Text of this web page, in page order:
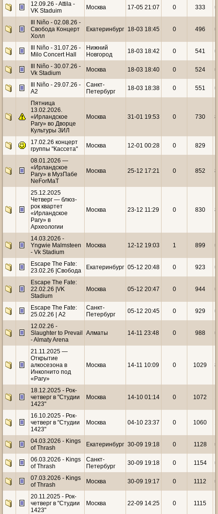
12.09.26 - Attila -
VK Staduim
Москва 17-05 21:07 0 333
Ill Niño - 02.08.26 -
Свобода Концерт
Холл
Екатеринбург 18-03 18:45 0 496
Ill Niño - 31.07.26 -
Milo Concert Hall
Нижний
Новгород
18-03 18:42 0 541
Ill Niño - 30.07.26 -
Vk Stadium
Москва 18-03 18:40 0 524
Ill Niño - 29.07.26 -
А2
Санкт-
Петербург
18-03 18:38 0 551
Пятница
13.02.2026.
«Ирландское
Рагу» во Дворце
Культуры ЗИЛ
Москва 31-01 19:53 0 730
17.02.26 концерт
группы "Кассета"
Москва 12-01 00:28 0 829
08.01.2026 —
«Ирландское
Рагу» в МузПабе
NeForMaT
Москва 25-12 17:21 0 852
25.12.2025
Четверг — блюз-
рок квартет
«Ирландское
Рагу» в
Археологии
Москва 23-12 11:29 0 830
14.03.2026 -
Yngwie Malmsteen
- Vk Stadium
Москва 12-12 19:03 1 899
Escape The Fate:
23.02.26 |Свобода
Екатеринбург 05-12 20:48 0 923
Escape The Fate:
22.02.26 |VK
Stadium
Москва 05-12 20:47 0 944
Escape The Fate:
25.02.26 | А2
Санкт-
Петербург
05-12 20:45 0 929
12.02.26 -
Slaughter to Prevail
- Almaty Arena
Алматы 14-11 23:48 0 988
21.11.2025 —
Открытие
алкосезона в
Инкогнито под
«Рагу»
Москва 14-11 10:09 0 1029
18.12.2025 - Рок-
четверг в "Студии
1423"
Москва 14-10 01:14 0 1072
16.10.2025 - Рок-
четверг в "Студии
1423"
Москва 04-10 23:37 0 1060
04.03.2026 - Kings
of Thrash
Екатеринбург 30-09 19:18 0 1128
06.03.2026 - Kings
of Thrash
Санкт-
Петербург
30-09 19:18 0 1154
07.03.2026 - Kings
of Thrash
Москва 30-09 19:17 0 1112
20.11.2025 - Рок-
четверг в "Студии
1423"
Москва 22-09 14:25 0 1115